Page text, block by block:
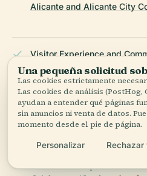
Alicante and Alicante City
Visitor Experience and
Alicante Global and Alicante
Wikipedia — Plaza del
ÚLTIMA REVISIÓN: AUGUST
Documentado a partir de
Una pequeña solicitud
Las cookies estrictamente
Las cookies de análisis
ayudan a entender qué páginas
sin anuncios ni venta de datos.
momento desde el pie de página.
Personalizar Rechazar